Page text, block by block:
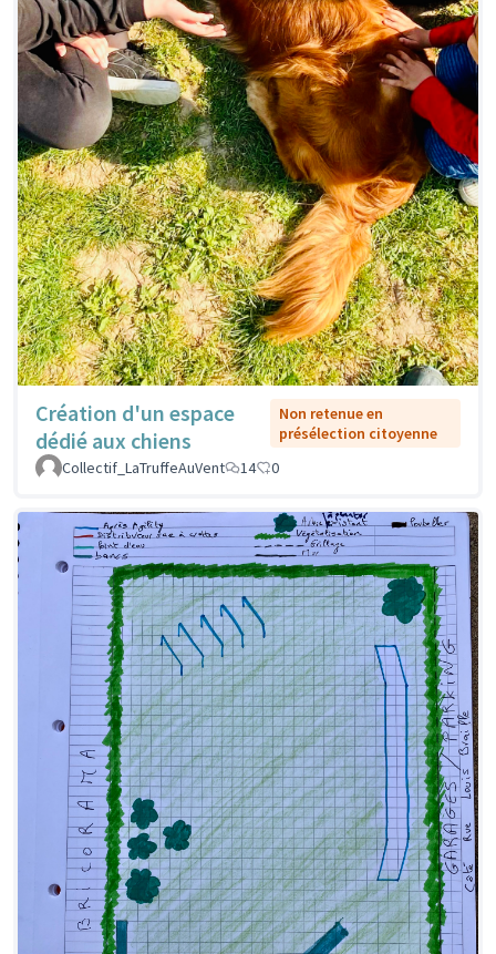
Création d'un espace
dédié aux chiens
Non retenue en
présélection citoyenne
Collectif_LaTruffeAuVent
14 0